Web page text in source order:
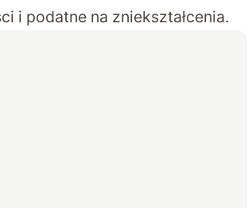
i podatne na zniekształcenia.